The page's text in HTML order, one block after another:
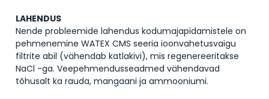
LAHENDUS
Nende probleemide lahendus kodumajapidamistele on
pehmenemine WATEX CMS seeria ioonvahetusvaigu
filtrite abil (vähendab katlakivi), mis regenereeritakse
NaCl -ga. Veepehmendusseadmed vähendavad
tõhusalt ka rauda, ​​mangaani ja ammooniumi.